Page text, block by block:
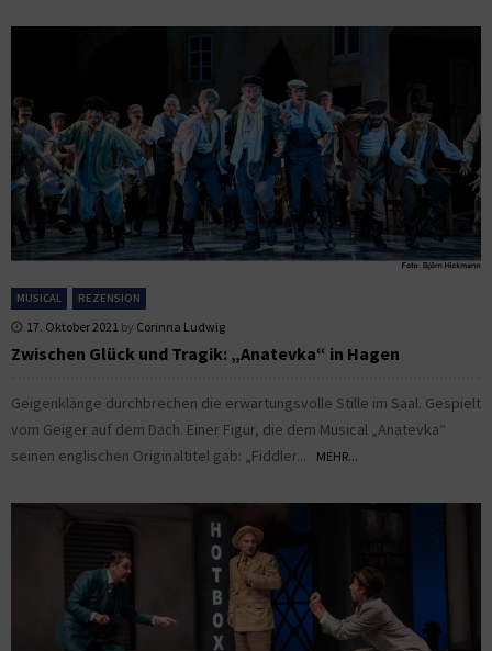
MUSICAL REZENSION
17. Oktober 2021 by Corinna Ludwig
Zwischen Glück und Tragik: „Anatevka“ in Hagen
Geigenklänge durchbrechen die erwartungsvolle Stille im Saal. Gespielt
vom Geiger auf dem Dach. Einer Figur, die dem Musical „Anatevka“
seinen englischen Originaltitel gab: „Fiddler...
MEHR...